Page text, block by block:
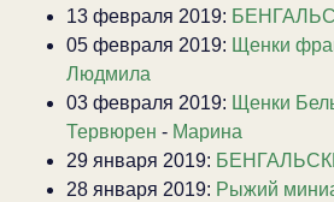
13 февраля 2019:
05 февраля 2019: Щенки
Людмила
03 февраля 2019: Щенки
Тервюрен - Марина
29 января 2019:
28 января 2019: Рыжий